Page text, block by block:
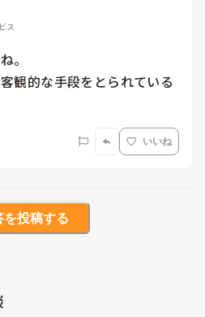
ス
。
観的な手段をとられている
いいね
を投稿する